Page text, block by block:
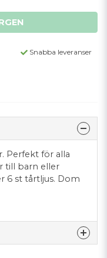
Snabba leveranser
Perfekt för alla
till barn eller
6 st tårtljus. Dom